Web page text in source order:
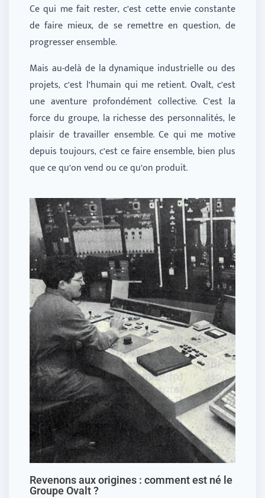
Ce qui me fait rester, c’est cette envie constante
de faire mieux, de se remettre en question, de
progresser ensemble.
Mais au-delà de la dynamique industrielle ou des
projets, c’est l’humain qui me retient. Ovalt, c’est
une aventure profondément collective. C’est la
force du groupe, la richesse des personnalités, le
plaisir de travailler ensemble. Ce qui me motive
depuis toujours, c’est ce faire ensemble, bien plus
que ce qu’on vend ou ce qu’on produit.
Revenons aux origines : comment est né le
Groupe Ovalt ?